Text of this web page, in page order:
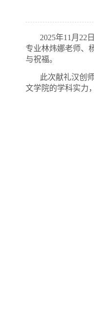
2025年11月22
专业林炜娜老师、
与祝福。
此次献礼汉创
文学院的学科实力